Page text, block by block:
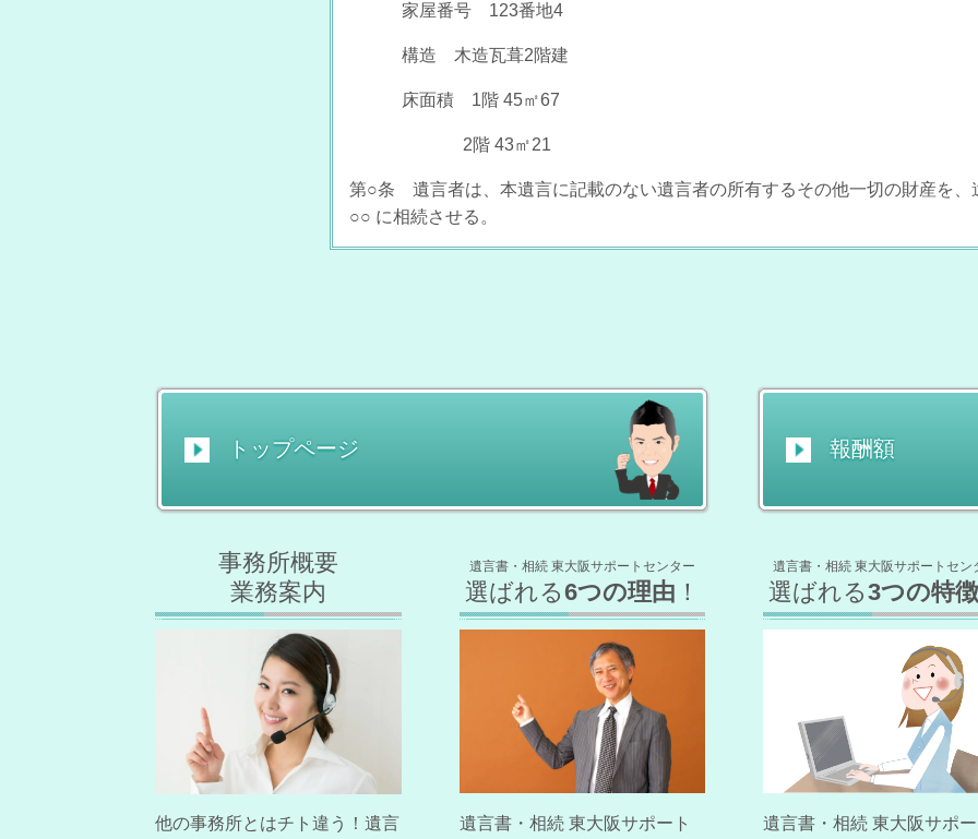
家屋番号 123番地4
構造 木造瓦葺2階建
床面積 1階 45㎡67
2階 43㎡21
第○条 遺言者は、本遺言に記載のない遺言者の所有するその他一切の財産を、
○○ に相続させる。
トップページ 報酬額
事務所概要
業務案内
他の事務所とはチト違う！ 遺言
遺言書・相続 東大阪サポートセンター
選ばれる6つの理由 ！
遺言書・相続 東大阪サポート
遺言書・相続 東大阪サポートセン
選ばれる3つの特徴
遺言書・相続 東大阪サポー